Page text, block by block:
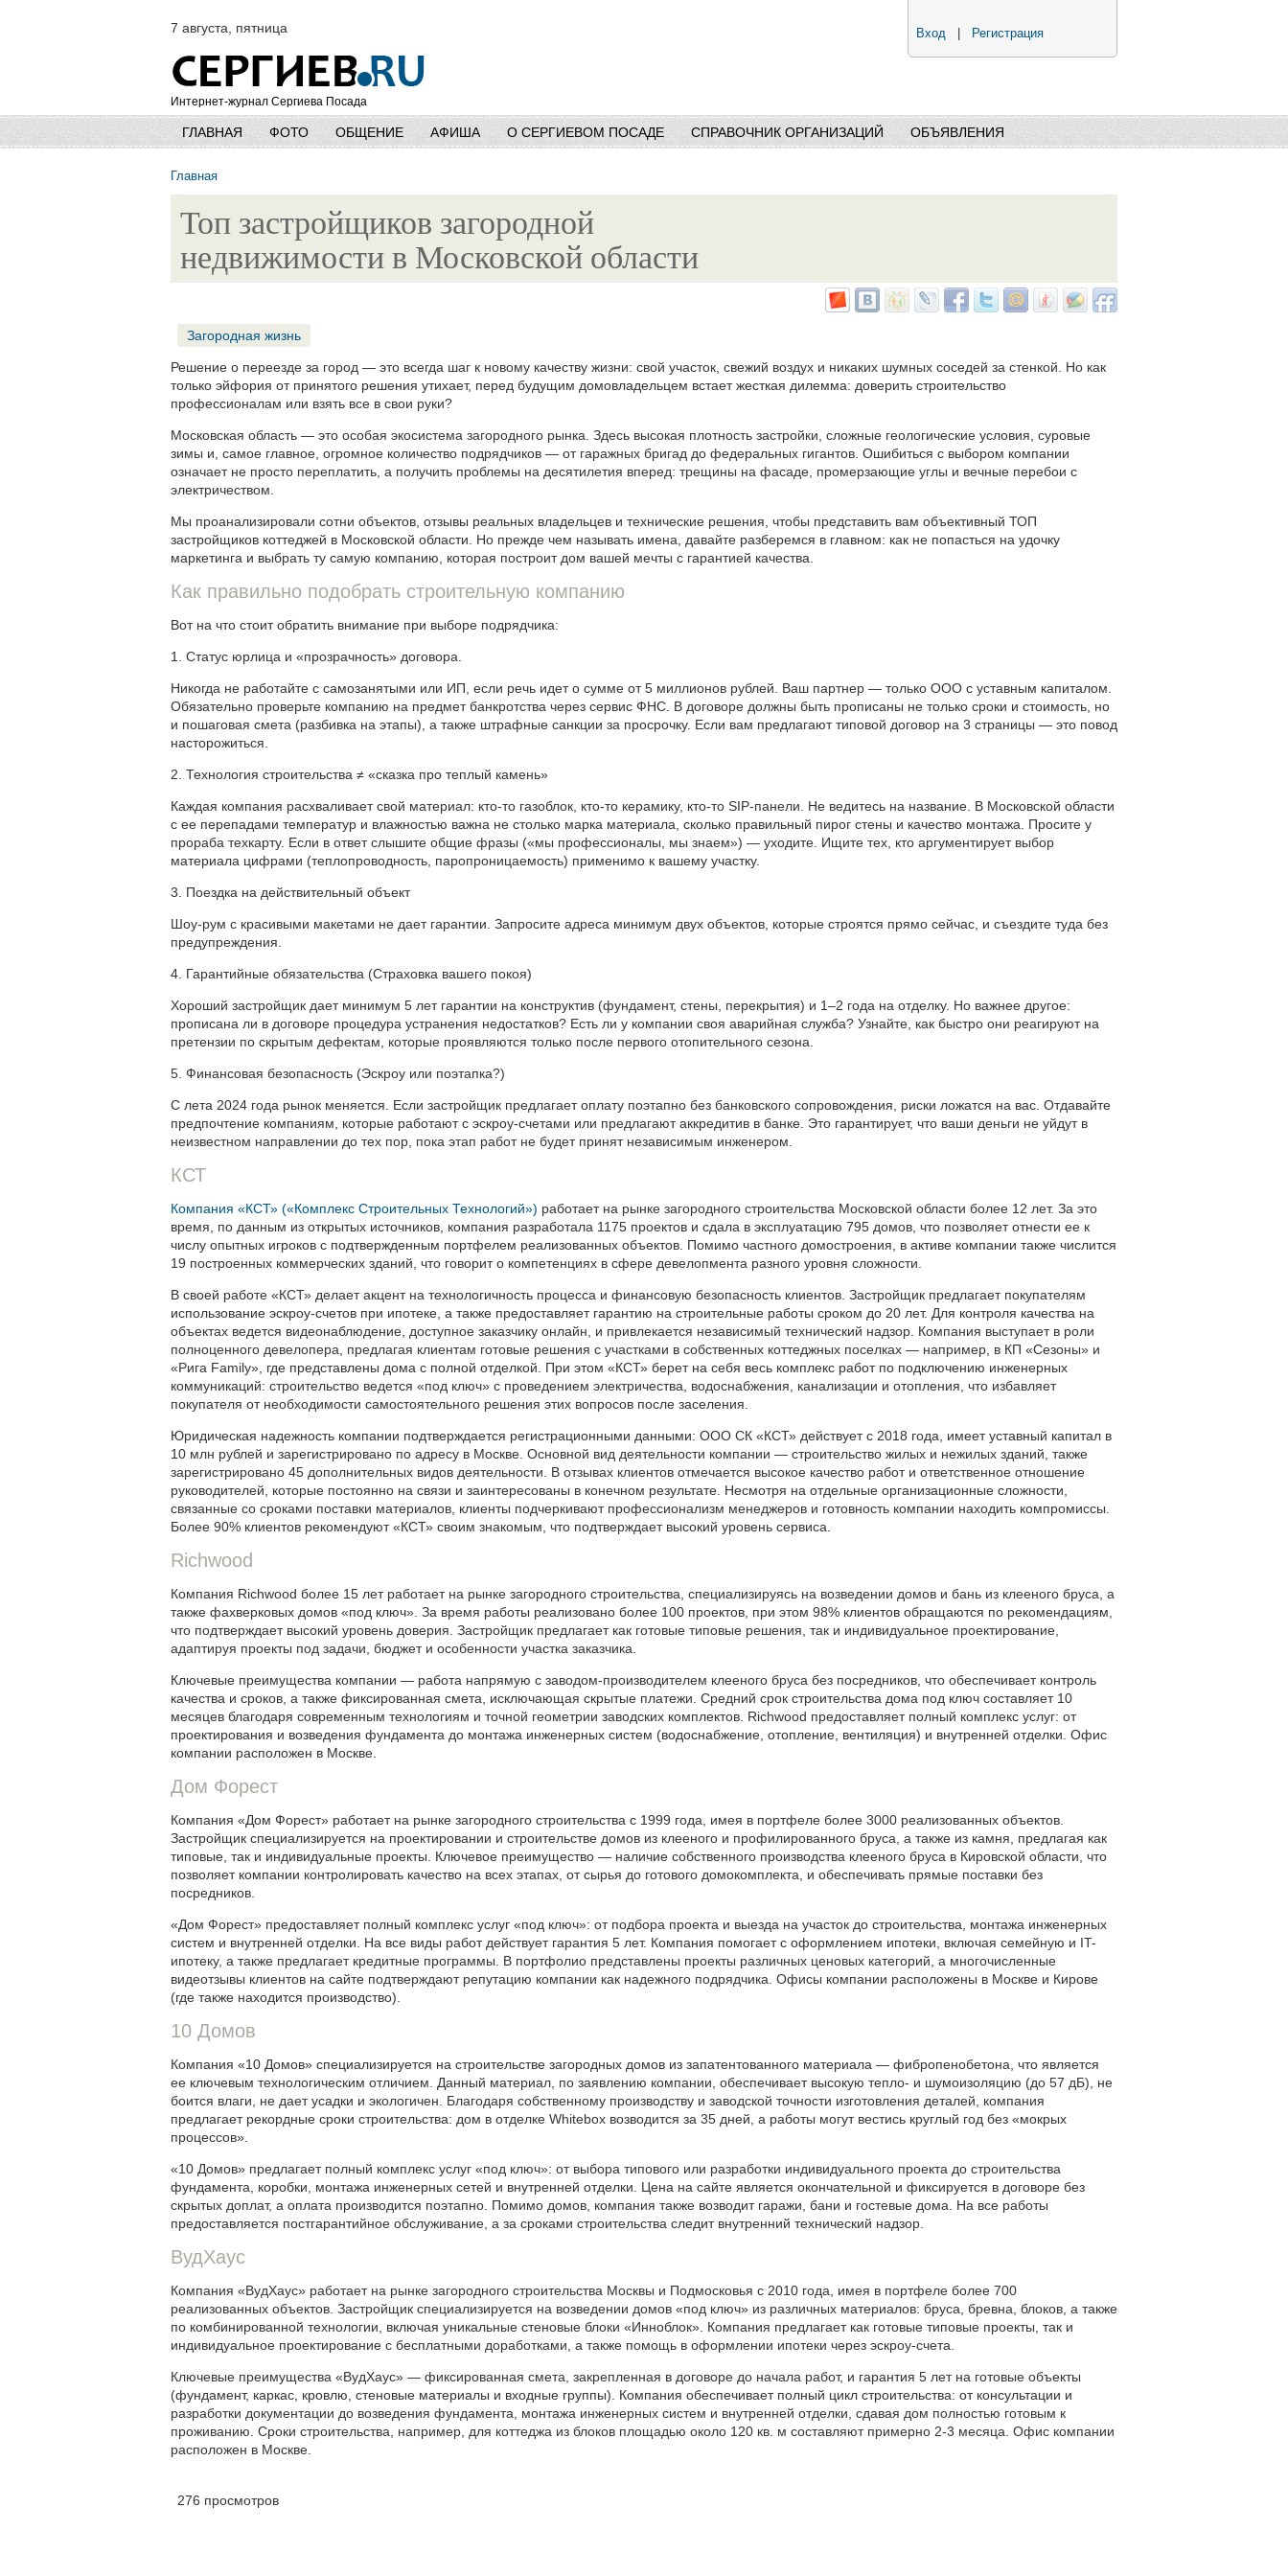
7 августа, пятница
Интернет-журнал Сергиева Посада
Вход Регистрация
ГЛАВНАЯ ФОТО ОБЩЕНИЕ АФИША О СЕРГИЕВОМ ПОСАДЕ СПРАВОЧНИК ОРГАНИЗАЦИЙ ОБЪЯВЛЕНИЯ
Главная
Топ застройщиков загородной
недвижимости в Московской области
Загородная жизнь
Решение о переезде за город — это всегда шаг к новому качеству жизни: свой участок, свежий воздух и никаких шумных соседей за стенкой. Но как
только эйфория от принятого решения утихает, перед будущим домовладельцем встает жесткая дилемма: доверить строительство
профессионалам или взять все в свои руки?
Московская область — это особая экосистема загородного рынка. Здесь высокая плотность застройки, сложные геологические условия, суровые
зимы и, самое главное, огромное количество подрядчиков — от гаражных бригад до федеральных гигантов. Ошибиться с выбором компании
означает не просто переплатить, а получить проблемы на десятилетия вперед: трещины на фасаде, промерзающие углы и вечные перебои с
электричеством.
Мы проанализировали сотни объектов, отзывы реальных владельцев и технические решения, чтобы представить вам объективный ТОП
застройщиков коттеджей в Московской области. Но прежде чем называть имена, давайте разберемся в главном: как не попасться на удочку
маркетинга и выбрать ту самую компанию, которая построит дом вашей мечты с гарантией качества.
Как правильно подобрать строительную компанию
Вот на что стоит обратить внимание при выборе подрядчика:
1. Статус юрлица и «прозрачность» договора.
Никогда не работайте с самозанятыми или ИП, если речь идет о сумме от 5 миллионов рублей. Ваш партнер — только ООО с уставным капиталом.
Обязательно проверьте компанию на предмет банкротства через сервис ФНС. В договоре должны быть прописаны не только сроки и стоимость, но
и пошаговая смета (разбивка на этапы), а также штрафные санкции за просрочку. Если вам предлагают типовой договор на 3 страницы — это повод
насторожиться.
2. Технология строительства ≠ «сказка про теплый камень»
Каждая компания расхваливает свой материал: кто-то газоблок, кто-то керамику, кто-то SIP-панели. Не ведитесь на название. В Московской области
с ее перепадами температур и влажностью важна не столько марка материала, сколько правильный пирог стены и качество монтажа. Просите у
прораба техкарту. Если в ответ слышите общие фразы («мы профессионалы, мы знаем») — уходите. Ищите тех, кто аргументирует выбор
материала цифрами (теплопроводность, паропроницаемость) применимо к вашему участку.
3. Поездка на действительный объект
Шоу-рум с красивыми макетами не дает гарантии. Запросите адреса минимум двух объектов, которые строятся прямо сейчас, и съездите туда без
предупреждения.
4. Гарантийные обязательства (Страховка вашего покоя)
Хороший застройщик дает минимум 5 лет гарантии на конструктив (фундамент, стены, перекрытия) и 1–2 года на отделку. Но важнее другое:
прописана ли в договоре процедура устранения недостатков? Есть ли у компании своя аварийная служба? Узнайте, как быстро они реагируют на
претензии по скрытым дефектам, которые проявляются только после первого отопительного сезона.
5. Финансовая безопасность (Эскроу или поэтапка?)
С лета 2024 года рынок меняется. Если застройщик предлагает оплату поэтапно без банковского сопровождения, риски ложатся на вас. Отдавайте
предпочтение компаниям, которые работают с эскроу-счетами или предлагают аккредитив в банке. Это гарантирует, что ваши деньги не уйдут в
неизвестном направлении до тех пор, пока этап работ не будет принят независимым инженером.
КСТ
Компания «КСТ» («Комплекс Строительных Технологий») работает на рынке загородного строительства Московской области более 12 лет. За это
время, по данным из открытых источников, компания разработала 1175 проектов и сдала в эксплуатацию 795 домов, что позволяет отнести ее к
числу опытных игроков с подтвержденным портфелем реализованных объектов. Помимо частного домостроения, в активе компании также числится
19 построенных коммерческих зданий, что говорит о компетенциях в сфере девелопмента разного уровня сложности.
В своей работе «КСТ» делает акцент на технологичность процесса и финансовую безопасность клиентов. Застройщик предлагает покупателям
использование эскроу-счетов при ипотеке, а также предоставляет гарантию на строительные работы сроком до 20 лет. Для контроля качества на
объектах ведется видеонаблюдение, доступное заказчику онлайн, и привлекается независимый технический надзор. Компания выступает в роли
полноценного девелопера, предлагая клиентам готовые решения с участками в собственных коттеджных поселках — например, в КП «Сезоны» и
«Рига Family», где представлены дома с полной отделкой. При этом «КСТ» берет на себя весь комплекс работ по подключению инженерных
коммуникаций: строительство ведется «под ключ» с проведением электричества, водоснабжения, канализации и отопления, что избавляет
покупателя от необходимости самостоятельного решения этих вопросов после заселения.
Юридическая надежность компании подтверждается регистрационными данными: ООО СК «КСТ» действует с 2018 года, имеет уставный капитал в
10 млн рублей и зарегистрировано по адресу в Москве. Основной вид деятельности компании — строительство жилых и нежилых зданий, также
зарегистрировано 45 дополнительных видов деятельности. В отзывах клиентов отмечается высокое качество работ и ответственное отношение
руководителей, которые постоянно на связи и заинтересованы в конечном результате. Несмотря на отдельные организационные сложности,
связанные со сроками поставки материалов, клиенты подчеркивают профессионализм менеджеров и готовность компании находить компромиссы.
Более 90% клиентов рекомендуют «КСТ» своим знакомым, что подтверждает высокий уровень сервиса.
Richwood
Компания Richwood более 15 лет работает на рынке загородного строительства, специализируясь на возведении домов и бань из клееного бруса, а
также фахверковых домов «под ключ». За время работы реализовано более 100 проектов, при этом 98% клиентов обращаются по рекомендациям,
что подтверждает высокий уровень доверия. Застройщик предлагает как готовые типовые решения, так и индивидуальное проектирование,
адаптируя проекты под задачи, бюджет и особенности участка заказчика.
Ключевые преимущества компании — работа напрямую с заводом-производителем клееного бруса без посредников, что обеспечивает контроль
качества и сроков, а также фиксированная смета, исключающая скрытые платежи. Средний срок строительства дома под ключ составляет 10
месяцев благодаря современным технологиям и точной геометрии заводских комплектов. Richwood предоставляет полный комплекс услуг: от
проектирования и возведения фундамента до монтажа инженерных систем (водоснабжение, отопление, вентиляция) и внутренней отделки. Офис
компании расположен в Москве.
Дом Форест
Компания «Дом Форест» работает на рынке загородного строительства с 1999 года, имея в портфеле более 3000 реализованных объектов.
Застройщик специализируется на проектировании и строительстве домов из клееного и профилированного бруса, а также из камня, предлагая как
типовые, так и индивидуальные проекты. Ключевое преимущество — наличие собственного производства клееного бруса в Кировской области, что
позволяет компании контролировать качество на всех этапах, от сырья до готового домокомплекта, и обеспечивать прямые поставки без
посредников.
«Дом Форест» предоставляет полный комплекс услуг «под ключ»: от подбора проекта и выезда на участок до строительства, монтажа инженерных
систем и внутренней отделки. На все виды работ действует гарантия 5 лет. Компания помогает с оформлением ипотеки, включая семейную и IT-
ипотеку, а также предлагает кредитные программы. В портфолио представлены проекты различных ценовых категорий, а многочисленные
видеотзывы клиентов на сайте подтверждают репутацию компании как надежного подрядчика. Офисы компании расположены в Москве и Кирове
(где также находится производство).
10 Домов
Компания «10 Домов» специализируется на строительстве загородных домов из запатентованного материала — фибропенобетона, что является
ее ключевым технологическим отличием. Данный материал, по заявлению компании, обеспечивает высокую тепло- и шумоизоляцию (до 57 дБ), не
боится влаги, не дает усадки и экологичен. Благодаря собственному производству и заводской точности изготовления деталей, компания
предлагает рекордные сроки строительства: дом в отделке Whitebox возводится за 35 дней, а работы могут вестись круглый год без «мокрых
процессов».
«10 Домов» предлагает полный комплекс услуг «под ключ»: от выбора типового или разработки индивидуального проекта до строительства
фундамента, коробки, монтажа инженерных сетей и внутренней отделки. Цена на сайте является окончательной и фиксируется в договоре без
скрытых доплат, а оплата производится поэтапно. Помимо домов, компания также возводит гаражи, бани и гостевые дома. На все работы
предоставляется постгарантийное обслуживание, а за сроками строительства следит внутренний технический надзор.
ВудХаус
Компания «ВудХаус» работает на рынке загородного строительства Москвы и Подмосковья с 2010 года, имея в портфеле более 700
реализованных объектов. Застройщик специализируется на возведении домов «под ключ» из различных материалов: бруса, бревна, блоков, а также
по комбинированной технологии, включая уникальные стеновые блоки «Инноблок». Компания предлагает как готовые типовые проекты, так и
индивидуальное проектирование с бесплатными доработками, а также помощь в оформлении ипотеки через эскроу-счета.
Ключевые преимущества «ВудХаус» — фиксированная смета, закрепленная в договоре до начала работ, и гарантия 5 лет на готовые объекты
(фундамент, каркас, кровлю, стеновые материалы и входные группы). Компания обеспечивает полный цикл строительства: от консультации и
разработки документации до возведения фундамента, монтажа инженерных систем и внутренней отделки, сдавая дом полностью готовым к
проживанию. Сроки строительства, например, для коттеджа из блоков площадью около 120 кв. м составляют примерно 2-3 месяца. Офис компании
расположен в Москве.
276 просмотров